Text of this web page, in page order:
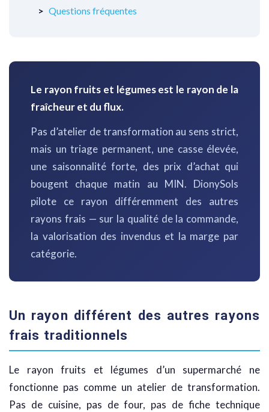
Questions fréquentes
Le rayon fruits et légumes est le rayon de la
fraîcheur et du flux.
Pas d’atelier de transformation au sens strict,
mais un triage permanent, une casse élevée,
une saisonnalité forte, des prix d’achat qui
bougent chaque matin au MIN. DionySols
pilote ce rayon différemment des autres
rayons frais — sur la qualité de la commande,
la valorisation des invendus et la marge par
catégorie.
Un rayon différent des autres rayons
frais traditionnels
Le rayon fruits et légumes d’un supermarché ne
fonctionne pas comme un atelier de transformation.
Pas de cuisine, pas de four, pas de fiche technique